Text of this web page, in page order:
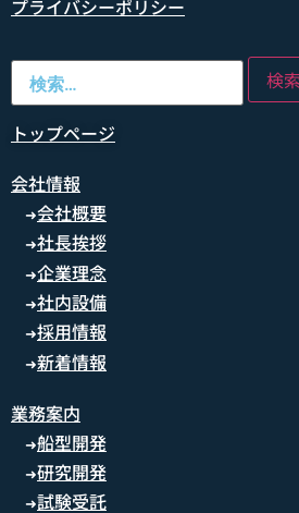
プライバシーポリシー
トップページ
会社情報
➜会社概要
➜社長挨拶
➜企業理念
➜社内設備
➜採用情報
➜新着情報
業務案内
➜船型開発
➜研究開発
➜試験受託